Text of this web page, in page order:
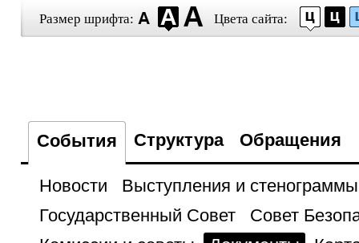
Размер шрифта: Цвета сайта:
События Структура Обращения
Новости
Выступления и стенограммы
Государственный Совет
Совет